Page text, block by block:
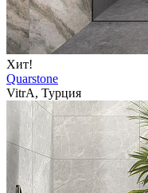
Хит!
Quarstone
VitrA, Турция